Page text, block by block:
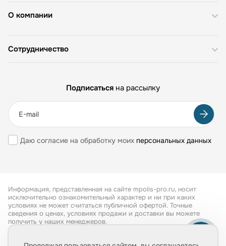
О компании
Сотрудничество
Подписаться на рассылку
Даю согласие на обработку моих персональных данных
Информация, представленная на сайте mpolis-pro.ru, носит
исключительно ознакомительный характер и ни при каких
условиях не может считаться публичной офертой. Точные
сведения о ценах, условиях продажи и доставки вы можете
получить у наших менеджеров.